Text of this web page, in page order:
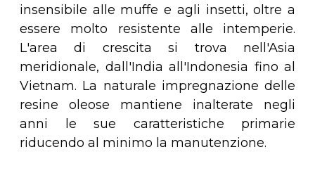
insensibile alle muffe e agli insetti, oltre a
essere molto resistente alle intemperie.
L'area di crescita si trova nell'Asia
meridionale, dall'India all'Indonesia fino al
Vietnam. La naturale impregnazione delle
resine oleose mantiene inalterate negli
anni le sue caratteristiche primarie
riducendo al minimo la manutenzione.